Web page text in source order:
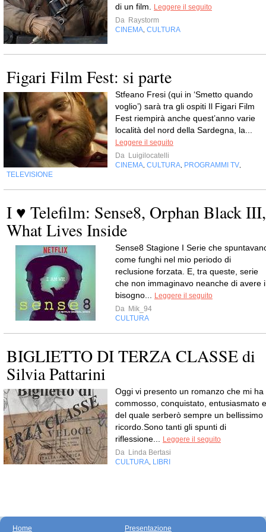
di un film.
Leggere il seguito
Da Raystorm
CINEMA CULTURA
Figari Film Fest: si parte
Stfeano Fresi (qui in ‘Smetto quando
voglio’) sarà tra gli ospiti Il Figari Film
Fest riempirà anche quest’anno varie
località del nord della Sardegna, la...
Leggere il seguito
Da Luigilocatelli
CINEMA CULTURA PROGRAMMI TV
TELEVISIONE
I ♥ Telefilm: Sense8, Orphan Black III,
What Lives Inside
Sense8 Stagione I Serie che
come funghi nel mio periodo di
reclusione forzata. E, tra queste, serie
che non immaginavo neanche di avere
bisogno...
Leggere il seguito
Da Mik_94
CULTURA
BIGLIETTO DI TERZA CLASSE di
Silvia Pattarini
Oggi vi presento un romanzo che mi ha
commosso, conquistato, entusiasmato e
del quale serberò sempre un bellissimo
ricordo.Sono tanti gli spunti di
riflessione...
Leggere il seguito
Da Linda Bertasi
CULTURA LIBRI
Home Presentazione